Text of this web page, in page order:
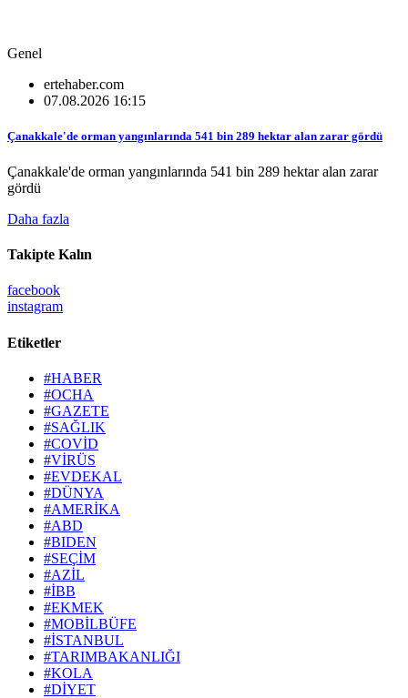
Genel
ertehaber.com
07.08.2026 16:15
Çanakkale'de orman yangınlarında 541 bin 289 hektar alan zarar gördü
Çanakkale'de orman yangınlarında 541 bin 289 hektar alan zarar
gördü
Daha fazla
Takipte Kalın
facebook
instagram
Etiketler
#HABER
#OCHA
#GAZETE
#SAĞLIK
#COVİD
#VİRÜS
#EVDEKAL
#DÜNYA
#AMERİKA
#ABD
#BIDEN
#SEÇİM
#AZİL
#İBB
#EKMEK
#MOBİLBÜFE
#İSTANBUL
#TARIMBAKANLIĞI
#KOLA
#DİYET